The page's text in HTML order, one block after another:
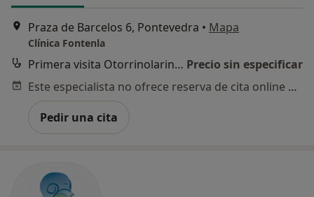
Praza de Barcelos 6, Pontevedra • Mapa
Clínica Fontenla
Primera visita Otorrinolaringología Precio sin especificar
Este especialista no ofrece reserva de cita online en esta dirección.
Pedir una cita